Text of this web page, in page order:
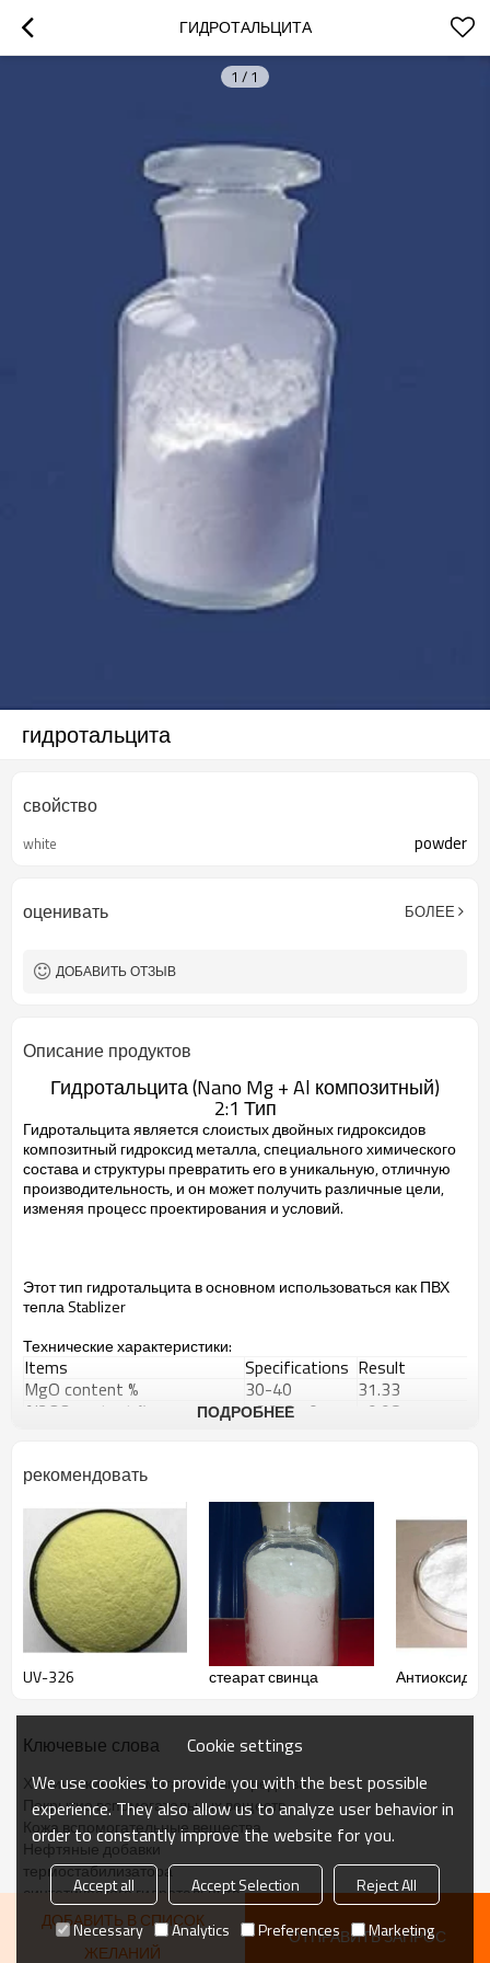
ГИДРОТАЛЬЦИТА
1 / 1
гидротальцита
свойство
white powder
оценивать БОЛЕЕ
ДОБАВИТЬ ОТЗЫВ
Описание продуктов
Гидротальцита(Nano Mg+ Al композитный)
2:1 Тип
Гидротальцитаявляетсяслоистых двойных гидроксидов
композитный гидроксид металла, специальногохимического
состава и структурыпревратить его вуникальную, отличную
производительность,и он может получитьразличные цели,
изменяя процесс проектирования иусловий.
Этот тип гидротальцитав основном использоваться как ПВХ
теплаStablizer
Технические характеристики:
Items Specifications Result
MgO content %
30-40
31.33
Al2O3 content %
16.0-21.0
19.98
Fe
≤10ppm ＜
Moisture %
≤1.5
Bulk Density (g/ml)
0.2-0.3
Whiteness
92.0
Ph
7-9
Particle size
20-60nm
Упаковка:20kg/bagс мешком крафт
проветриваемом,сухом месте, избегать
ПОДРОБНЕЕ
рекомендовать
UV-326 стеарат свинца
Ключевые слова
Химические вспомогательные средства
Покрытие вспомогательных веществ
Кожа вспомогательные вещества
Нефтяные добавки
термостабилизатора
синтетического гидротальцита
ДОБАВИТЬ В СПИСОК
ЖЕЛАНИЙ
ОТПРАВИТЬ ЗАПРОС
Cookie settings
We use cookies to provide you with the best possible
experience. They also allow us to analyze user behavior in
order to constantly improve the website for you.
Accept all Accept Selection
Reject All
Necessary
Analytics Preferences Marketing